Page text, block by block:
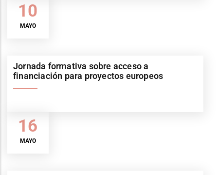
10
MAYO
16
MAYO
Jornada formativa sobre acceso a
financiación para proyectos europeos